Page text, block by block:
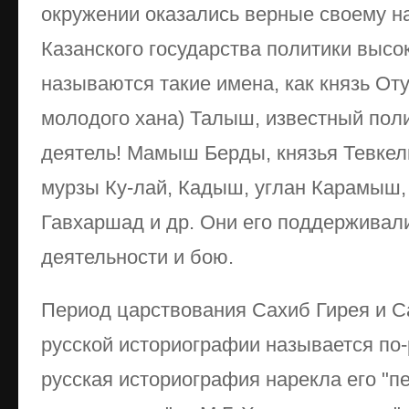
окружении оказались верные своему
Казанского государства политики
называются такие имена, как князь
молодого хана) Талыш, известный
деятель! Мамыш Берды, князья
мурзы Ку-лай, Кадыш, углан Карамыш,
Гавхаршад и др. Они его
деятельности и бою.
Период царствования Сахиб Гирея и
русской историографии называется
русская историография нарекла его